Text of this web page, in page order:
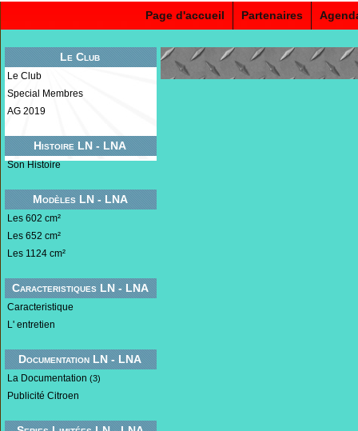
Page d'accueil Partenaires
Le Club
Le Club
Special Membres
AG 2019
Histoire LN - LNA
Son Histoire
Modèles LN - LNA
Les 602 cm²
Les 652 cm²
Les 1124 cm²
Caracteristiques LN - LNA
Caracteristique
L' entretien
Documentation LN - LNA
La Documentation (3)
Publicité Citroen